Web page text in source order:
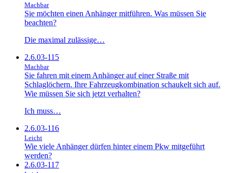
Machbar
Sie möchten einen Anhänger mitführen. Was müssen Sie
beachten?
Die maximal zulässige…
2.6.03-115
Machbar
Sie fahren mit einem Anhänger auf einer Straße mit
Schlaglöchern. Ihre Fahrzeugkombination schaukelt sich auf.
Wie müssen Sie sich jetzt verhalten?
Ich muss…
2.6.03-116
Leicht
Wie viele Anhänger dürfen hinter einem Pkw mitgeführt
werden?
2.6.03-117